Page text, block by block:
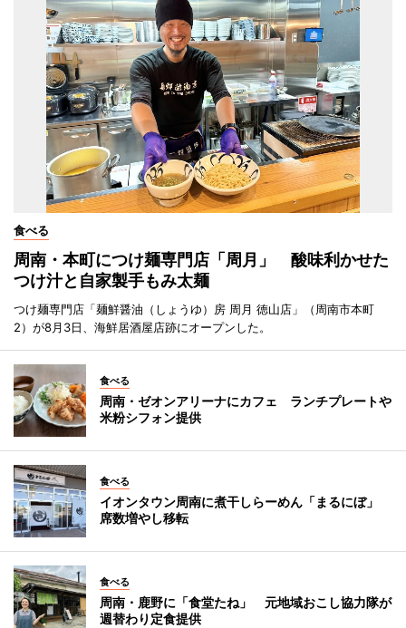
食べる
周南・本町につけ麺専門店「周月」 酸味利かせた
つけ汁と自家製手もみ太麺
つけ麺専門店「麺鮮醤油（しょうゆ）房 周月 徳山店」（周南市本町
2）が8月3日、海鮮居酒屋店跡にオープンした。
食べる
周南・ゼオンアリーナにカフェ ランチプレートや
米粉シフォン提供
食べる
イオンタウン周南に煮干しらーめん「まるにぼ」
席数増やし移転
食べる
周南・鹿野に「食堂たね」 元地域おこし協力隊が
週替わり定食提供